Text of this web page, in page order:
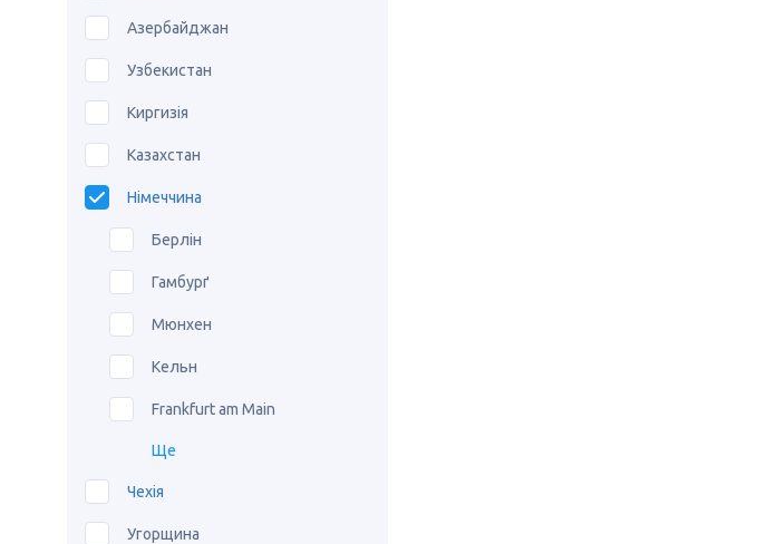
Азербайджан
Узбекистан
Киргизія
Казахстан
Німеччина
Берлін
Гамбурґ
Мюнхен
Кельн
Frankfurt am Main
Ще
Чехія
Угорщина